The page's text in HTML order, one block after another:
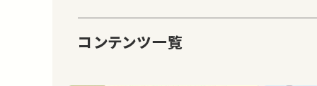
コンテンツ一覧